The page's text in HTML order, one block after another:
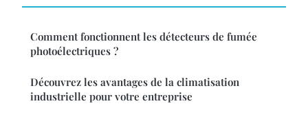
Comment fonctionnent les détecteurs de fumée
photoélectriques ?
Découvrez les avantages de la climatisation
industrielle pour votre entreprise